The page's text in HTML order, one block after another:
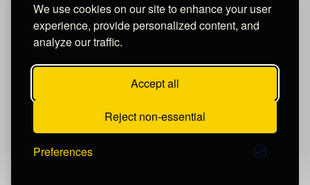
We use cookies on our site to enhance your user
experience, provide personalized content, and
analyze our traffic.
Accept all
Reject non-essential
Preferences
MAYA MEDIA GROUP
Ubicados en Tegucigalpa - Honduras.